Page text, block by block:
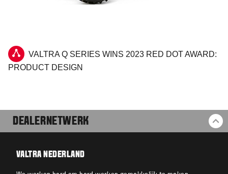
VALTRA Q SERIES WINS 2023 RED DOT AWARD:
PRODUCT DESIGN
DEALERNETWERK
VALTRA NEDERLAND